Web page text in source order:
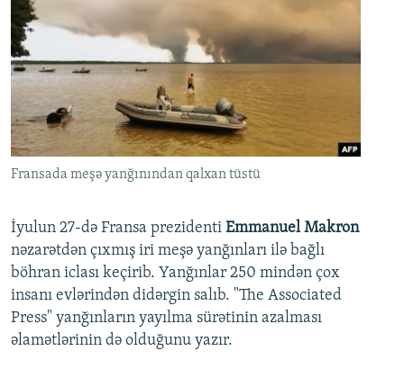
Fransada meşə yanğınından qalxan tüstü
İyulun 27-də Fransa prezidenti Emmanuel Makron
nəzarətdən çıxmış iri meşə yanğınları ilə bağlı
böhran iclası keçirib. Yanğınlar 250 mindən çox
insanı evlərindən didərgin salıb. "The Associated
Press" yanğınların yayılma sürətinin azalması
əlamətlərinin də olduğunu yazır.